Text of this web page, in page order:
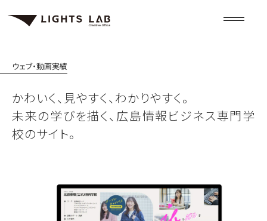
ウェブ・動画実績
かわいく、見やすく、わかりやすく。
未来の学びを描く、広島情報ビジネス専門学
校のサイト。